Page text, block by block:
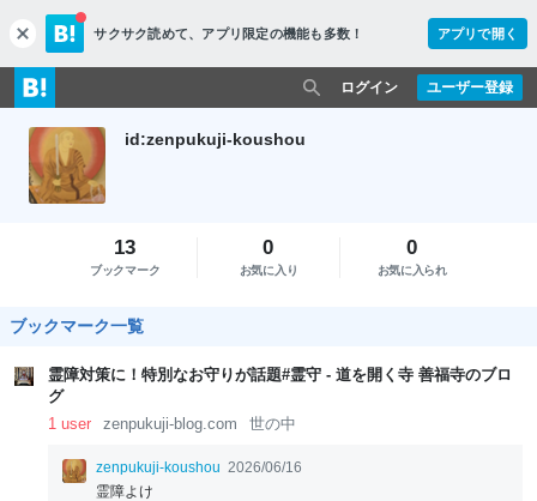
c
l
o
s
e
サクサク読めて、 アプリ限定の機能も多数！ アプリで開く
ユーザー登録
ログイン
id:zenpukuji-koushou
13
ブックマーク
0
お気に入り
0
お気に入られ
ブックマーク一覧
霊障対策に！特別なお守りが話題#霊守 - 道を開く寺 善福寺のブロ
グ
1 user
zenpukuji-blog.com 世の中
zenpukuji-koushou 2026/06/16
霊障よけ